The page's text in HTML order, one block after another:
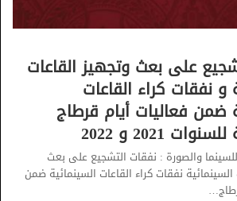
على بعث وتجهيز القاعات
و نفقات كراء القاعات
ضمن فعاليات أيام قرطاج
2021 و 2022
والصورة : نفقات التشجيع على بعث
نفقات كراء القاعات السينمائية ضمن